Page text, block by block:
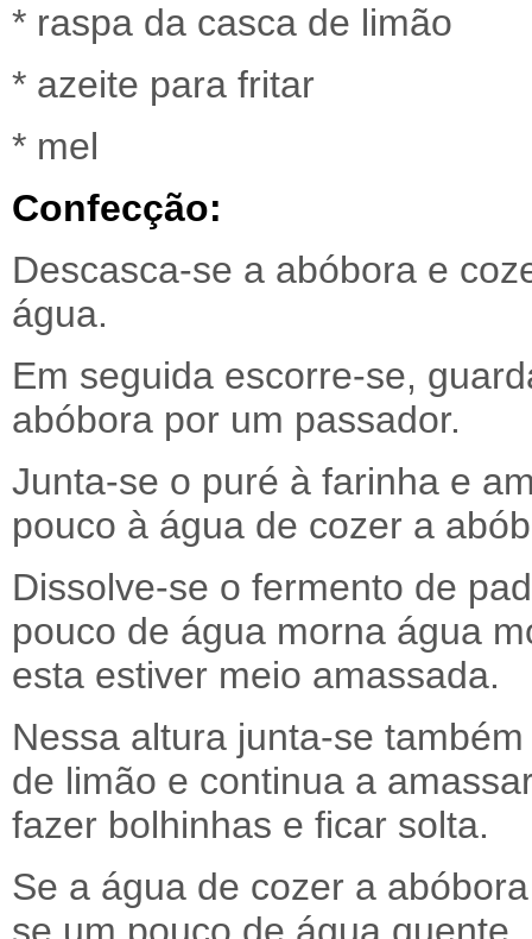
* raspa da casca de limão
* azeite para fritar
* mel
Confecção:
Descasca-se a abóbora e
água.
Em seguida escorre-se,
abóbora por um passador.
Junta-se o puré à farinha e
pouco à água de cozer a
Dissolve-se o fermento de
pouco de água morna água
esta estiver meio amassada.
Nessa altura junta-se
de limão e continua a
fazer bolhinhas e ficar solta.
Se a água de cozer a